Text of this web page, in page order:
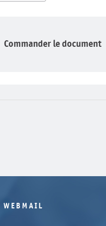
Commander le document
WEBMAIL